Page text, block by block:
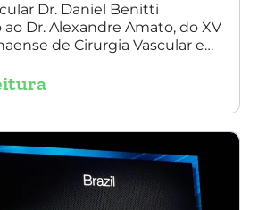
Dr. Daniel Benitti
Dr. Alexandre Amato, do XV
de Cirurgia Vascular e